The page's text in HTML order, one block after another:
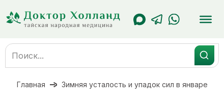
содержанию
Search
for:
Главная Зимняя усталость и упадок сил в январе